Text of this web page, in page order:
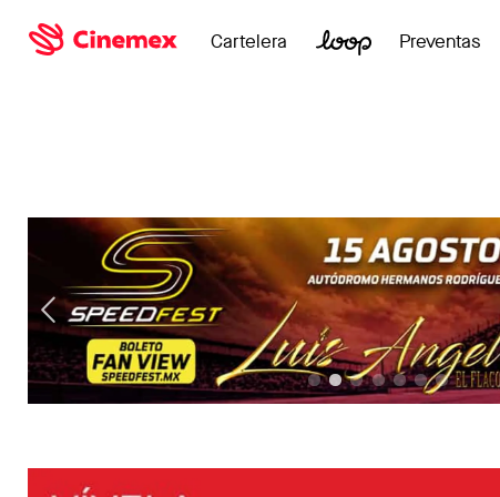
Cartelera Preventas